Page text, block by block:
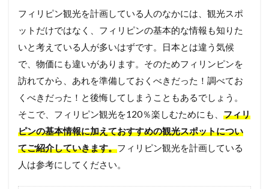
フィリピン観光を計画している人のなかには、観光スポ
ットだけではなく、フィリピンの基本的な情報も知りた
いと考えている人が多いはずです。日本とは違う気候
で、物価にも違いがあります。そのためフィリンピンを
訪れてから、あれを準備しておくべきだった！調べてお
くべきだった！と後悔してしまうこともあるでしょう。
そこで、フィリピン観光を120％楽しむためにも、 フィリ
ピンの基本情報に加えておすすめの観光スポットについ
てご紹介していきます。フィリピン観光を計画している
人は参考にしてください。